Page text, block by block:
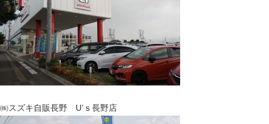
㈱スズキ自販長野 U’ｓ長野店